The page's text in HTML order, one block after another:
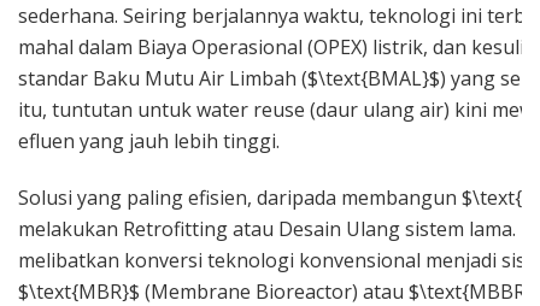
sederhana. Seiring berjalannya waktu, teknologi ini
mahal dalam Biaya Operasional (OPEX) listrik, dan
standar Baku Mutu Air Limbah ($\text{BMAL}$) yang
itu, tuntutan untuk water reuse (daur ulang air) kini
efluen yang jauh lebih tinggi.
Solusi yang paling efisien, daripada membangun
melakukan Retrofitting atau Desain Ulang sistem lama.
melibatkan konversi teknologi konvensional menjadi
$\text{MBR}$ (Membrane Bioreactor) atau